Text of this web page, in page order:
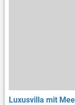
Luxusvilla mit